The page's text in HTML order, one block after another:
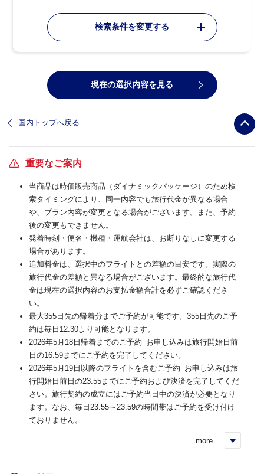
検索条件を変更する
現在の選択内容を見る
国内トップへ戻る
重要なご案内
当商品は時価販売商品（ダイナミックパッケージ）のため検
索タイミングにより、同一内容でも旅行代金が異なる場合
や、プラン内容が変更となる場合がございます。また、予約
後の変更もできません。
発着時刻・便名・機種・運航会社は、お断りなしに変更する
場合があります。
追加料金は、選択中のフライトとの差額の目安です。実際の
旅行代金の差額と異なる場合がございます。最終的な旅行代
金は現在の選択内容のお支払金額合計を必ずご確認くださ
い。
最大355日先の帰着分までご予約が可能です。355日先のご予
約は毎日12:30より可能となります。
2026年5月18日帰着までのご予約_お申し込みは旅行開始日前
日の16:59までにご予約を完了してください。
2026年5月19日以降のフライトを含むご予約_お申し込みは旅
行開始日前日の23:55までにご予約および決済を完了してくだ
さい。旅行契約の成立にはご予約当日中の決済が必要となり
ます。なお、毎日23:55～23:59の時間帯はご予約を受け付け
ておりません。
more...